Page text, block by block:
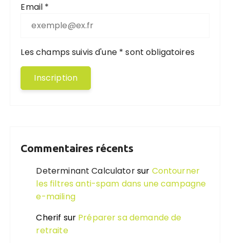
Email *
Les champs suivis d'une * sont obligatoires
Commentaires récents
Determinant Calculatorsur Contourner
les filtres anti-spam dans une campagne
e-mailing
Cherif sur Préparer sa demande de
retraite